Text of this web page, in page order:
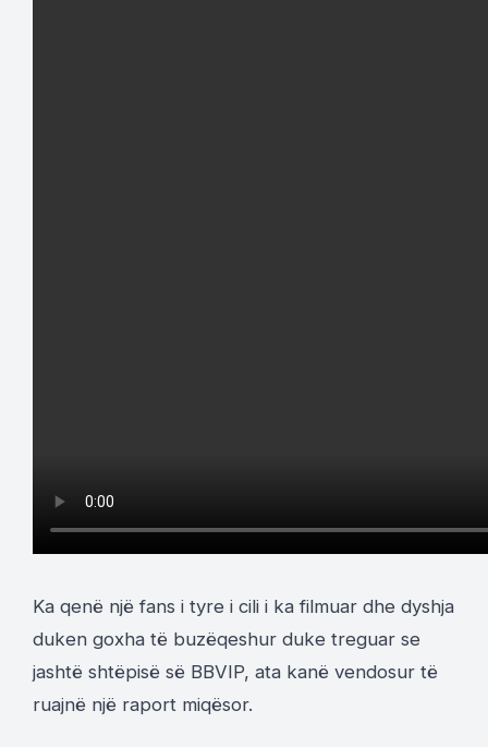
Ka qenë një fans i tyre i cili i ka filmuar dhe dyshja
duken goxha të buzëqeshur duke treguar se
jashtë shtëpisë së BBVIP, ata kanë vendosur të
ruajnë një raport miqësor.